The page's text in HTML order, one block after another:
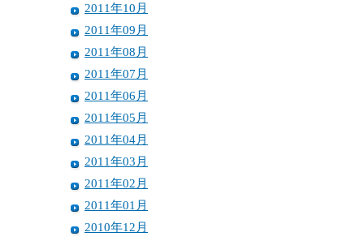
2011年10月
2011年09月
2011年08月
2011年07月
2011年06月
2011年05月
2011年04月
2011年03月
2011年02月
2011年01月
2010年12月